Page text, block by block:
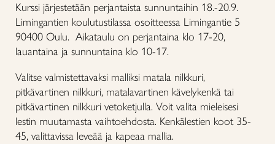
Kurssi järjestetään perjantaista sunnuntaihin 18.-20.9.
Limingantien koulutustilassa osoitteessa Limingantie 5
90400 Oulu. Aikataulu on perjantaina klo 17-20,
lauantaina ja sunnuntaina klo 10-17.
Valitse valmistettavaksi malliksi matala nilkkuri,
pitkävartinen nilkkuri, matalavartinen kävelykenkä tai
pitkävartinen nilkkuri vetoketjulla. Voit valita mieleisesi
lestin muutamasta vaihtoehdosta. Kenkälestien koot 35-
45, valittavissa leveää ja kapeaa mallia.